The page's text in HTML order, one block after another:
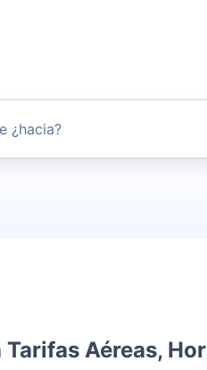
¿hacia?
directos
Aéreas,